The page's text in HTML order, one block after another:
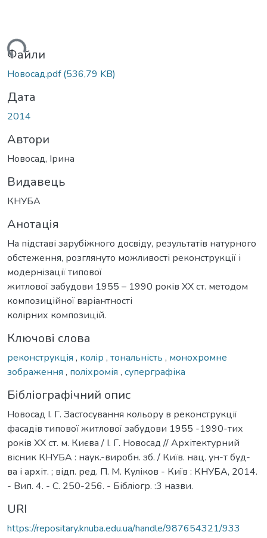
Файли
Новосад.pdf(536,79 KB)
Дата
2014
Автори
Новосад, Ірина
Видавець
КНУБА
Анотація
На підставі зарубіжного досвіду, результатів натурного
обстеження, розглянуто можливості реконструкції і
модернізації типової
житлової забудови 1955 – 1990 років XX ст. методом
композиційної варіантності
колірних композицій.
Ключові слова
реконструкція , колір , тональність , монохромне
зображення , поліхромія , суперграфіка
Бібліографічний опис
Новосад І. Г. Застосування кольору в реконструкції
фасадів типової житлової забудови 1955 -1990-тих
років XX ст. м. Києва / І. Г. Новосад // Архітектурний
вісник КНУБА : наук.-виробн. зб. / Київ. нац. ун-т буд-
ва і архіт. ; відп. ред. П. М. Куліков - Київ : КНУБА, 2014.
- Вип. 4. - С. 250-256. - Бібліогр. :3 назви.
URI
https://repositary.knuba.edu.ua/handle/987654321/933